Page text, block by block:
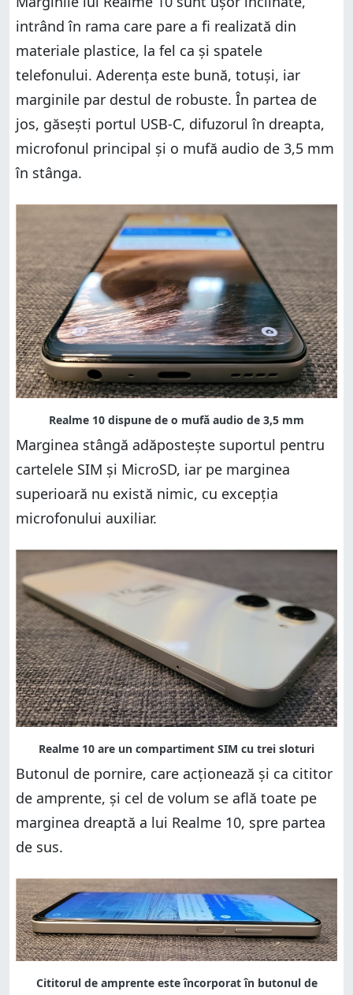
intrând în rama care pare a fi realizată din
materiale plastice, la fel ca și spatele
telefonului. Aderența este bună, totuși, iar
marginile par destul de robuste. În partea de
jos, găsești portul USB-C, difuzorul în dreapta,
microfonul principal și o mufă audio de 3,5 mm
în stânga.
Marginea stângă adăpostește suportul pentru
cartelele SIM și MicroSD, iar pe marginea
superioară nu există nimic, cu excepția
microfonului auxiliar.
Butonul de pornire, care acționează și ca cititor
de amprente, și cel de volum se află toate pe
marginea dreaptă a lui Realme 10, spre partea
de sus.